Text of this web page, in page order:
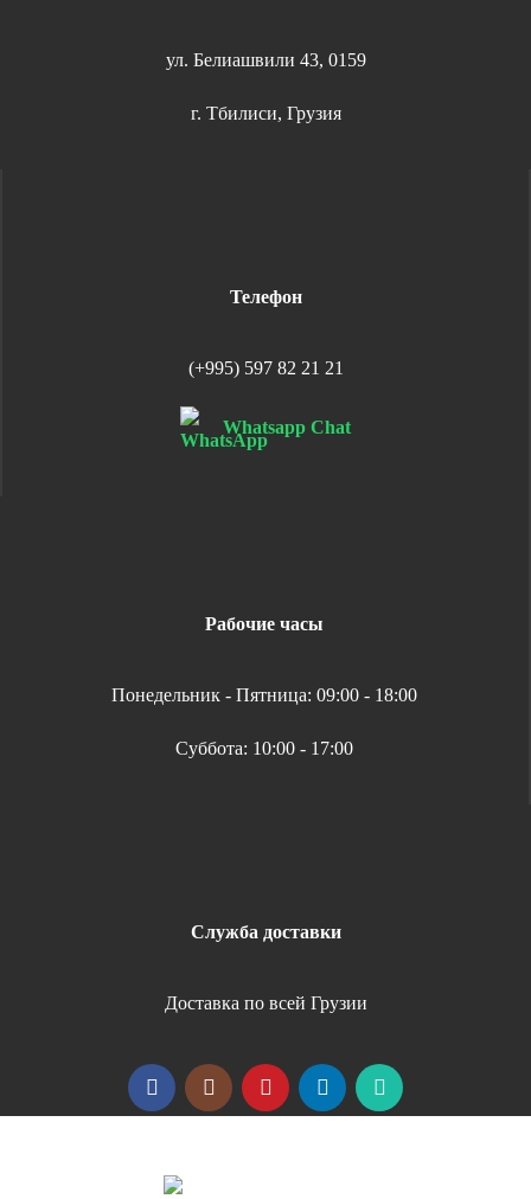
ул. Белиашвили 43, 0159
г. Тбилиси, Грузия
Телефон
(+995) 597 82 21 21
Whatsapp Chat
Рабочие часы
Понедельник - Пятница: 09:00 - 18:00
Суббота: 10:00 - 17:00
Служба доставки
Доставка по всей Грузии